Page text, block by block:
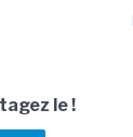
le !